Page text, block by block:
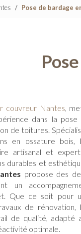
Pose de bardage
couvreur Nantes,
dans la pose
de toitures.
en ossature bois,
artisanal et
durables et
propose des
un
Que ce soit pour
de rénovation,
de qualité, adapté
optimale.